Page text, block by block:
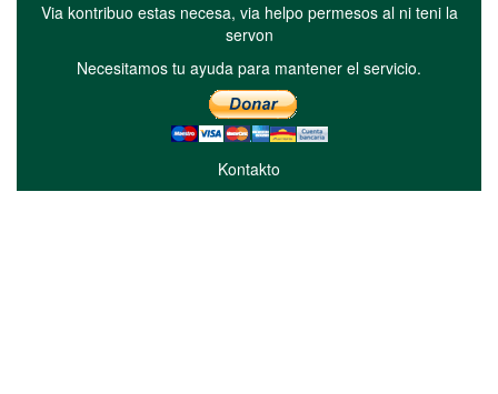
Via kontribuo estas necesa, via helpo permesos al ni teni la
servon
Necesitamos tu ayuda para mantener el servicio.
Kontakto